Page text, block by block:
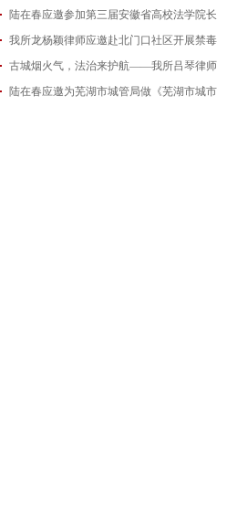
2026-07-01
陆在春应邀参加第三届安徽省高校法学院长
2026-06-29
我所龙杨颖律师应邀赴北门口社区开展禁毒
2026-06-18
古城烟火气，法治来护航——我所吕琴律师
2026-05-21
陆在春应邀为芜湖市城管局做《芜湖市城市